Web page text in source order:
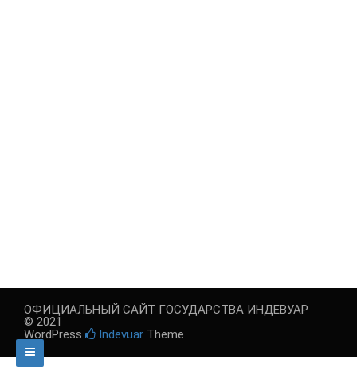
ОФИЦИАЛЬНЫЙ САЙТ ГОСУДАРСТВА ИНДЕВУАР
© 2021
WordPress
Indevuar Theme